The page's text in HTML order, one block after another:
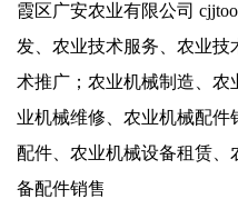
霞区广安农业有限公司
发、农业技术服务、农业
术推广；农业机械制造、农
业机械维修、农业机械配
配件、农业机械设备租赁
备配件销售